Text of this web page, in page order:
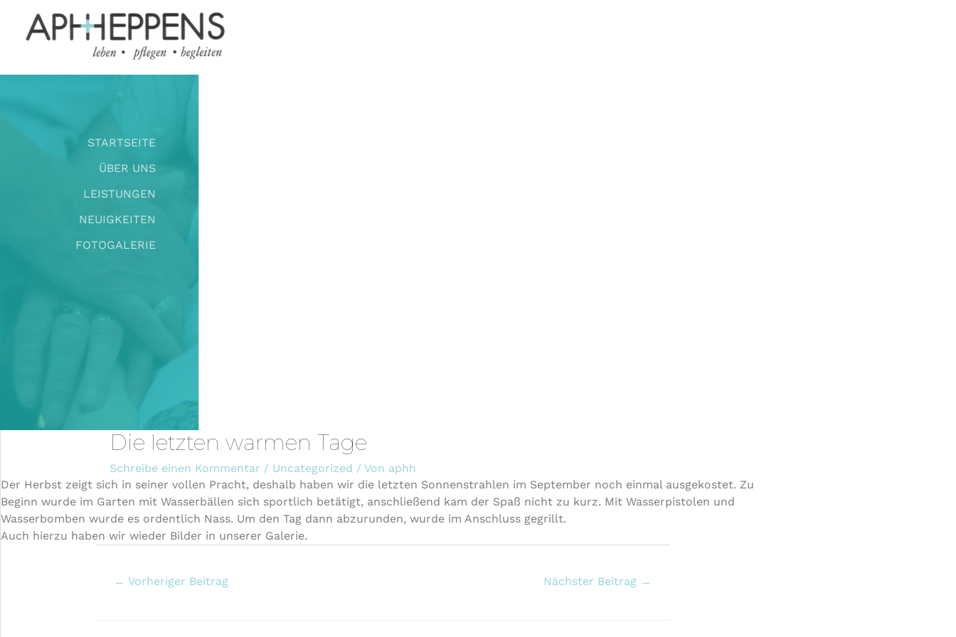
STARTSEITE
ÜBER UNS
LEISTUNGEN
NEUIGKEITEN
FOTOGALERIE
Die letzten warmen Tage
Schreibe einen Kommentar / Uncategorized / Von aphh
Der Herbst zeigt sich in seiner vollen Pracht, deshalb haben wir die letzten Sonnenstrahlen im September noch einmal ausgekostet. Zu
Beginn wurde im Garten mit Wasserbällen sich sportlich betätigt, anschließend kam der Spaß nicht zu kurz. Mit Wasserpistolen und
Wasserbomben wurde es ordentlich Nass. Um den Tag dann abzurunden, wurde im Anschluss gegrillt.
Auch hierzu haben wir wieder Bilder in unserer Galerie.
← Vorheriger Beitrag Nächster Beitrag →